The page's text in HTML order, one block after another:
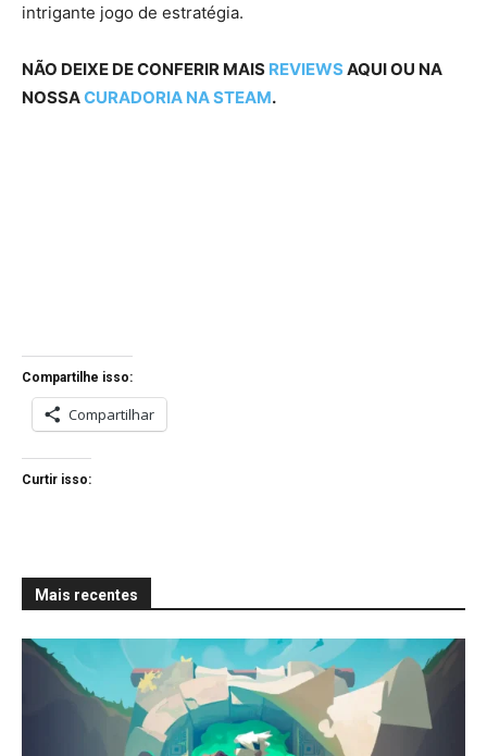
intrigante jogo de estratégia.
NÃO DEIXE DE CONFERIR MAIS REVIEWS AQUI OU NA
NOSSACURADORIA NA STEAM.
Compartilhe isso:
Compartilhar
Curtir isso:
Mais recentes